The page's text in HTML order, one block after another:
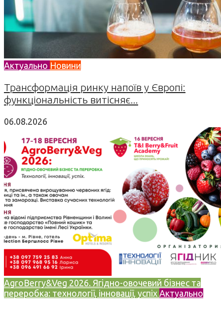
Актуально Новини
Трансформація ринку напоїв у Європі:
функціональність витісняє...
06.08.2026
AgroBerry&Veg 2026. Ягідно-овочевий бізнес та
переробка: технології, інновації, успіх Актуально